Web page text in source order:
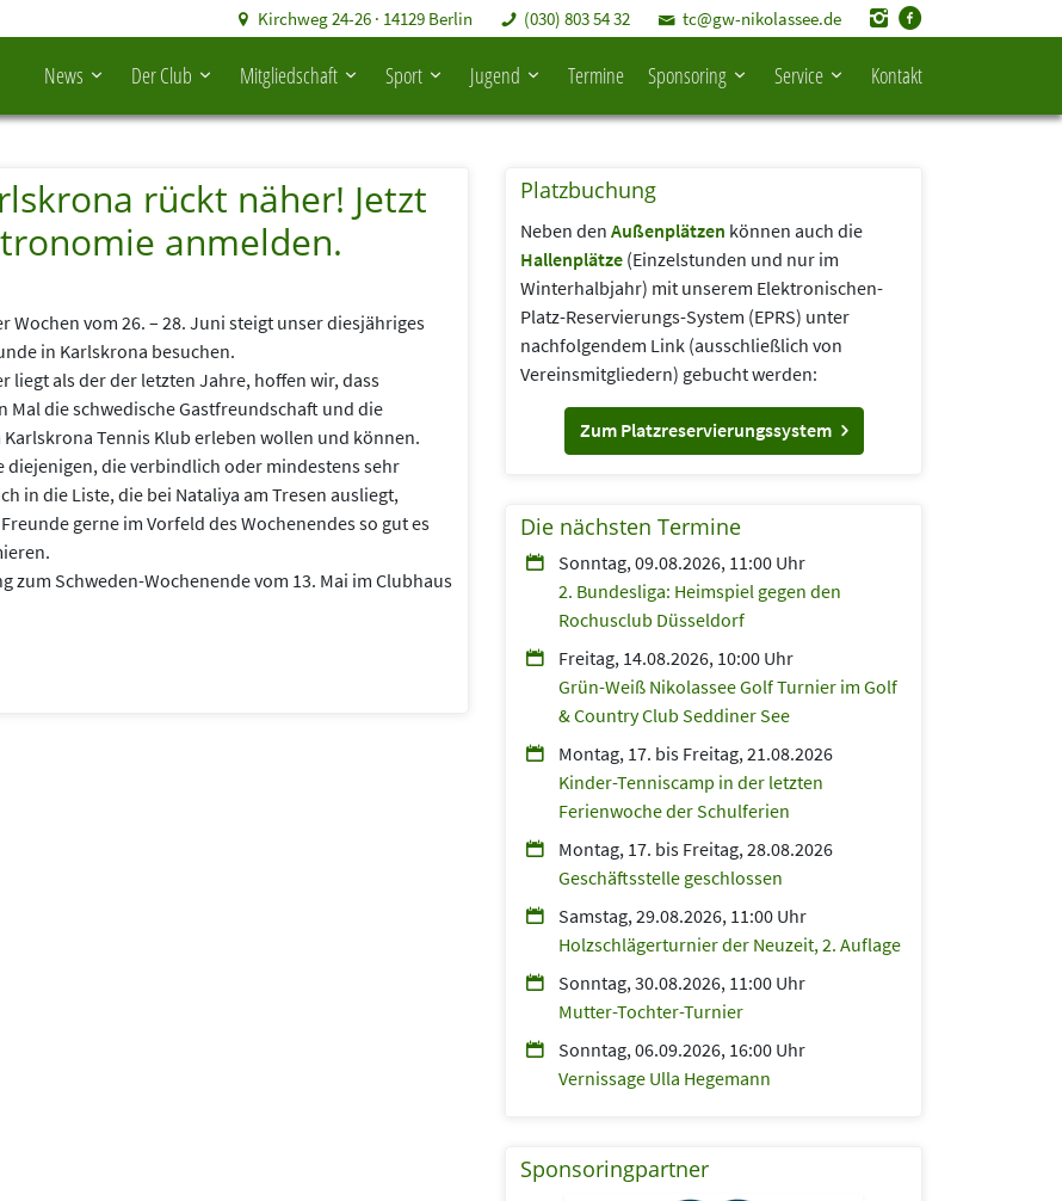
Kirchweg 24-26 · 14129 Berlin (030) 803 54 32 tc@gw-nikolassee.de
News Der Club Mitgliedschaft Sport Jugend Termine Sponsoring Service Kontakt
rückt näher! Jetzt
anmelden.
Wochen vom 26. – 28. Juni steigt unser diesjähriges
in Karlskrona besuchen.
als der der letzten Jahre, hoffen wir, dass
die schwedische Gastfreundschaft und die
Tennis Klub erleben wollen und können.
die verbindlich oder mindestens sehr
in die Liste, die bei Nataliya am Tresen ausliegt,
gerne im Vorfeld des Wochenendes so gut es
zum Schweden-Wochenende vom 13. Mai im Clubhaus
Platzbuchung
Neben den Außenplätzen können auch die
Hallenplätze (Einzelstunden und nur im
Winterhalbjahr) mit unserem Elektronischen-
Platz-Reservierungs-System (EPRS) unter
nachfolgendem Link (aus­schließlich von
Vereins­mitgliedern) gebucht werden:
Zum Platzreservierungssystem
Die nächsten Termine
Sonntag, 09.08.2026, 11:00 Uhr
2. Bundesliga: Heimspiel gegen den
Rochusclub Düsseldorf
Freitag, 14.08.2026, 10:00 Uhr
Grün-Weiß Nikolassee Golf Turnier im Golf
& Country Club Seddiner See
Montag, 17. bis Freitag, 21.08.2026
Kinder-Tenniscamp in der letzten
Ferienwoche der Schulferien
Montag, 17. bis Freitag, 28.08.2026
Geschäftsstelle geschlossen
Samstag, 29.08.2026, 11:00 Uhr
Holzschlägerturnier der Neuzeit, 2. Auflage
Sonntag, 30.08.2026, 11:00 Uhr
Mutter-Tochter-Turnier
Sonntag, 06.09.2026, 16:00 Uhr
Vernissage Ulla Hegemann
Sponsoringpartner